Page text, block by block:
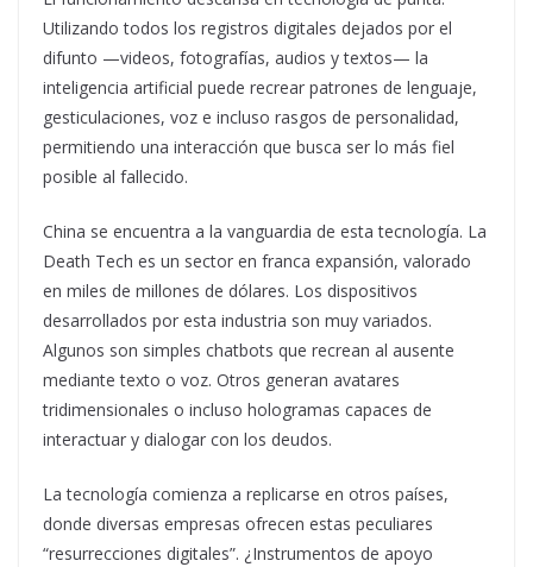
Utilizando todos los registros digitales dejados por el
difunto —videos, fotografías, audios y textos— la
inteligencia artificial puede recrear patrones de lenguaje,
gesticulaciones, voz e incluso rasgos de personalidad,
permitiendo una interacción que busca ser lo más fiel
posible al fallecido.
China se encuentra a la vanguardia de esta tecnología. La
Death Tech es un sector en franca expansión, valorado
en miles de millones de dólares. Los dispositivos
desarrollados por esta industria son muy variados.
Algunos son simples chatbots que recrean al ausente
mediante texto o voz. Otros generan avatares
tridimensionales o incluso hologramas capaces de
interactuar y dialogar con los deudos.
La tecnología comienza a replicarse en otros países,
donde diversas empresas ofrecen estas peculiares
“resurrecciones digitales”. ¿Instrumentos de apoyo